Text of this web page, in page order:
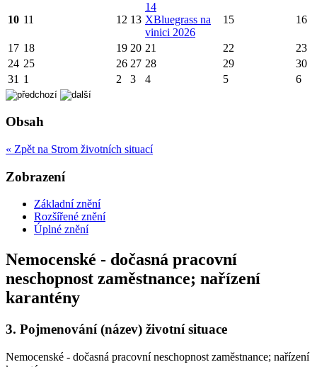
10 11 12 13
14
XBluegrass na
vinici 2026
15 16
17 18 19 20 21 22
23
24 25 26 27 28 29
30
31 1 2 3 4 5 6
Obsah
« Zpět na Strom životních situací
Zobrazení
Základní znění
Rozšířené znění
Úplné znění
Nemocenské - dočasná pracovní
neschopnost zaměstnance; nařízení
karantény
3. Pojmenování (název) životní situace
Nemocenské - dočasná pracovní neschopnost zaměstnance; nařízení